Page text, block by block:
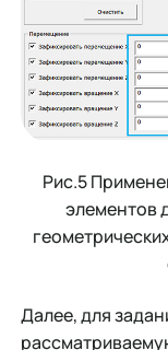
Рис.5
элементов
Далее, для